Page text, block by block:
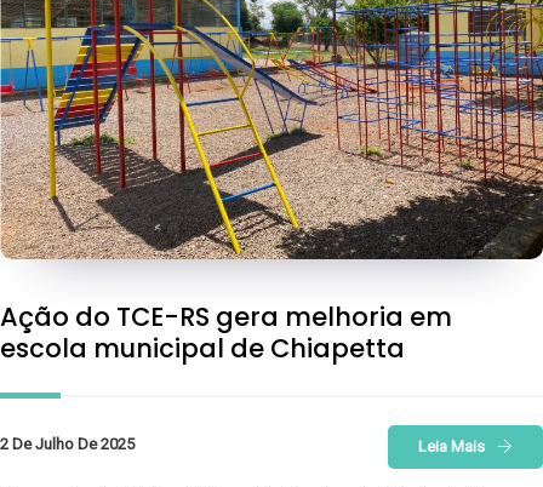
Ação do TCE-RS gera melhoria em
escola municipal de Chiapetta
2 De Julho De 2025 Leia Mais